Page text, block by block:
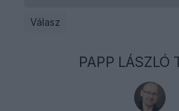
Válasz
PAPP LÁSZLÓ